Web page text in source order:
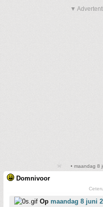
▼
• maandag 8
Domnivoor
Op maandag 8 juni